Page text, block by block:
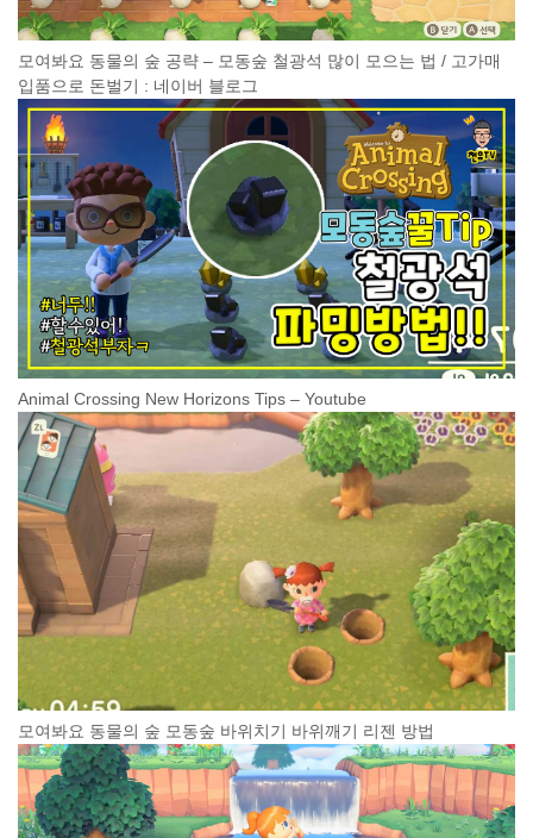
모여봐요 동물의 숲 공략 – 모동숲 철광석 많이 모으는 법 / 고가매
입품으로 돈벌기 : 네이버 블로그
Animal Crossing New Horizons Tips – Youtube
모여봐요 동물의 숲 모동숲 바위치기 바위깨기 리젠 방법